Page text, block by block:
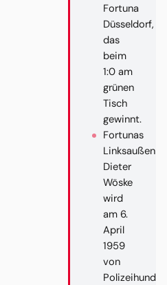
Fortuna
Düsseldorf,
das
beim
1:0 am
grünen
Tisch
gewinnt.
Fortunas
Linksaußen
Dieter
Wöske
wird
am 6.
April
1959
von
Polizeihund